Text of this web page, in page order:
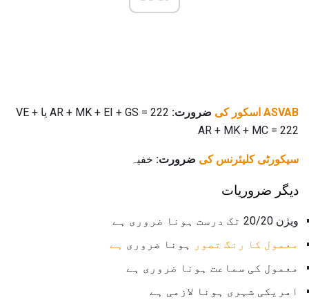
ASVAB اسکور کی ضرورت:
AR + MK + EI + GS = 222 یا VE +
AR + MK + MC = 222
سیکورٹی کلیئرنس کی ضرورت: خفیہ
دیگر ضروریات
ویژن 20/20 تک درست ہونا ضروری ہے
معمول کا رنگ تصور
ہونا ضروری ہے
معمول کی سماعت ہونا ضروری ہے
امریکی شہری ہونا لازمی ہے